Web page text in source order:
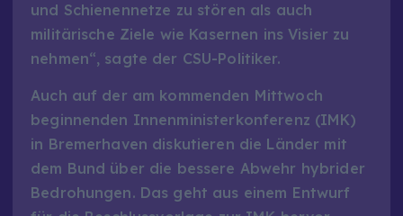
und Schienennetze zu stören als auch
militärische Ziele wie Kasernen ins Visier zu
nehmen“, sagte der CSU-Politiker.
Auch auf der am kommenden Mittwoch
beginnenden Innenministerkonferenz (IMK)
in Bremerhaven diskutieren die Länder mit
dem Bund über die bessere Abwehr hybrider
Bedrohungen. Das geht aus einem Entwurf